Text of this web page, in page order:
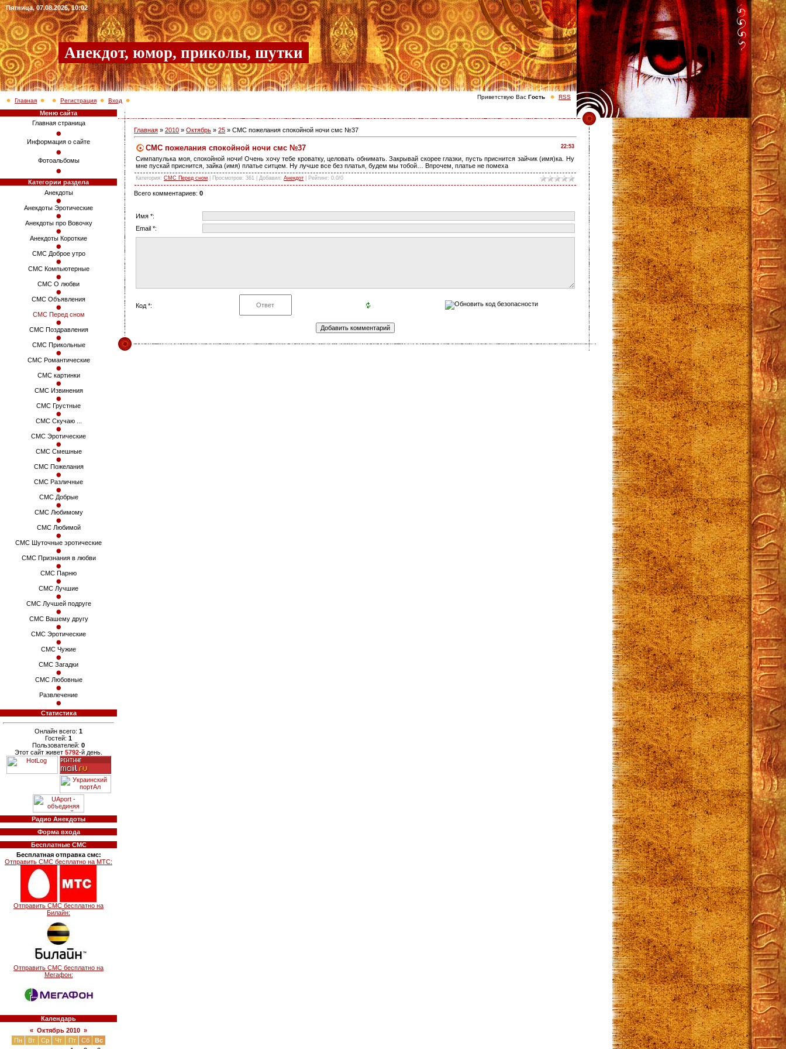
Пятница, 07.08.2026, 10:02
Приветствую Вас Гость RSS
Анекдот, юмор, приколы, шутки
Главная Регистрация Вход
Меню сайта
Главная страница
Информация о сайте
Фотоальбомы
Категории раздела
Анекдоты
Анекдоты Эротические
Анекдоты про Вовочку
Анекдоты Короткие
СМС Доброе утро
СМС Компьютерные
СМС О любви
СМС Объявления
СМС Перед сном
СМС Поздравления
СМС Прикольные
СМС Романтические
СМС картинки
СМС Извинения
СМС Грустные
СМС Скучаю ...
СМС Эротические
СМС Смешные
СМС Пожелания
СМС Различные
СМС Добрые
СМС Любимому
СМС Любимой
СМС Шуточные эротические
СМС Признания в любви
СМС Парню
СМС Лучшие
СМС Лучшей подруге
СМС Вашему другу
СМС Эротические
СМС Чужие
СМС Загадки
СМС Любовные
Развлечение
Статистика
Онлайн всего: 1
Гостей: 1
Пользователей: 0
Этот сайт живет 5792-й день.
Радио Анекдоты
Форма входа
Бесплатные СМС
Бесплатная отправка смс:
Отправить СМС бесплатно на МТС:
Отправить СМС бесплатно на
Билайн:
Отправить СМС бесплатно на
Мегафон:
Календарь
« Октябрь 2010 »
Пн
Вт Ср Чт Пт Сб
Вс
Главная » 2010 » Октябрь » 25 » СМС пожелания спокойной ночи смс №37
22:53
СМС пожелания спокойной ночи смс №37
Симпапулька моя, спокойной ночи! Очень хочу тебе кроватку, целовать обнимать. Закрывай скорее глазки, пусть приснится зайчик (имя)ка. Ну
мне пускай приснится, зайка (имя) платье ситцем. Ну лучше все без платья, будем мы тобой… Впрочем, платье не помеха
Категория: СМС Перед сном Просмотров: 361 | Добавил: Анекдот Рейтинг: 0.0/0
Всего комментариев: 0
Имя *:
Email *:
Код *: